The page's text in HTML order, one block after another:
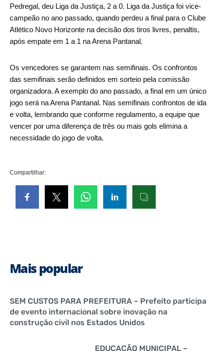
Pedregal, deu Liga da Justiça, 2 a 0. Liga da Justiça foi vice-
campeão no ano passado, quando perdeu a final para o Clube
Atlético Novo Horizonte na decisão dos tiros livres, penaltis,
após empate em 1 a 1 na Arena Pantanal.
Os vencedores se garantem nas semifinais. Os confrontos
das semifinais serão definidos em sorteio pela comissão
organizadora. A exemplo do ano passado, a final em um único
jogo será na Arena Pantanal. Nas semifinais confrontos de ida
e volta, lembrando que conforme regulamento, a equipe que
vencer por uma diferença de três ou mais gols elimina a
necessidade do jogo de volta.
Compartilhar:
Mais popular
SEM CUSTOS PARA PREFEITURA – Prefeito participa
de evento internacional sobre inovação na
construção civil nos Estados Unidos
EDUCAÇÃO MUNICIPAL –